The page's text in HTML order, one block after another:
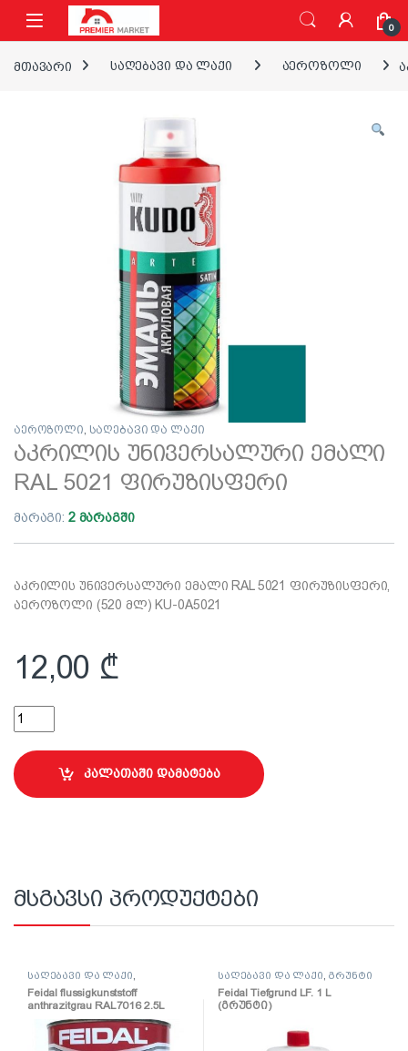
ნავიგაციაზე გადასვლა
შინაარსზე გადასვლა
0
მთავარი საღებავი და ლაქი აეროზოლი
აეროზოლი საღებავი და ლაქი
აკრილის უნივერსალური ემალი
RAL 5021 ფირუზისფერი
მარაგი: 2 მარაგში
აკრილის უნივერსალური ემალი RAL 5021 ფირუზისფერი,
აეროზოლი (520 მლ) KU-0A5021
12,00 ₾
აკრილის უნივერსალური ემალი RAL 5021 ფირუზისფერი
კალათაში დამატება
მსგავსი პროდუქტები
საღებავი და ლაქი
Feidal flussigkunststoff
anthrazitgrau RAL7016 2.5L
(პოლიურეთანის
ზეთოვანი საღებავი
ანტრაციტი)
საღებავი და ლაქი გრუნტი
Feidal Tiefgrund LF. 1 L
(გრუნტი)